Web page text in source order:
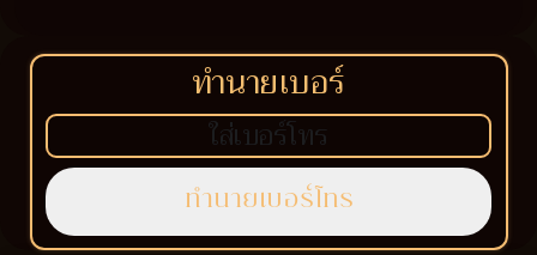
ทำนายเบอร์